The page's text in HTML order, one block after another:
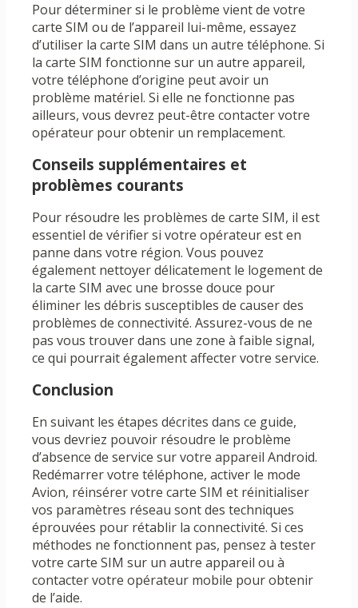
Pour déterminer si le problème vient de votre
carte SIM ou de l’appareil lui-même, essayez
d’utiliser la carte SIM dans un autre téléphone. Si
la carte SIM fonctionne sur un autre appareil,
votre téléphone d’origine peut avoir un
problème matériel. Si elle ne fonctionne pas
ailleurs, vous devrez peut-être contacter votre
opérateur pour obtenir un remplacement.
Conseils supplémentaires et
problèmes courants
Pour résoudre les problèmes de carte SIM, il est
essentiel de vérifier si votre opérateur est en
panne dans votre région. Vous pouvez
également nettoyer délicatement le logement de
la carte SIM avec une brosse douce pour
éliminer les débris susceptibles de causer des
problèmes de connectivité. Assurez-vous de ne
pas vous trouver dans une zone à faible signal,
ce qui pourrait également affecter votre service.
Conclusion
En suivant les étapes décrites dans ce guide,
vous devriez pouvoir résoudre le problème
d’absence de service sur votre appareil Android.
Redémarrer votre téléphone, activer le mode
Avion, réinsérer votre carte SIM et réinitialiser
vos paramètres réseau sont des techniques
éprouvées pour rétablir la connectivité. Si ces
méthodes ne fonctionnent pas, pensez à tester
votre carte SIM sur un autre appareil ou à
contacter votre opérateur mobile pour obtenir
de l’aide.